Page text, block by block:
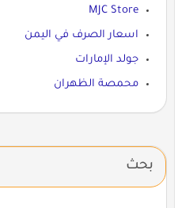
MJC Store
اسعار الصرف في اليمن
جولد الإمارات
محمصة الظهران
بحث